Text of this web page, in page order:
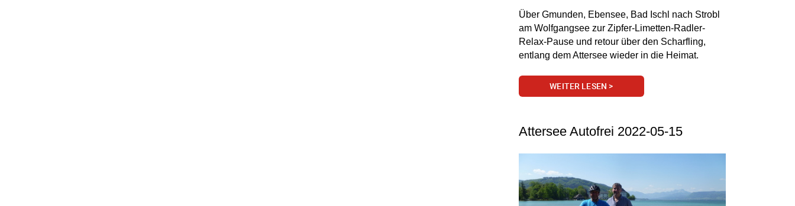
Über Gmunden, Ebensee, Bad Ischl nach Strobl
am Wolfgangsee zur Zipfer-Limetten-Radler-
Relax-Pause und retour über den Scharfling,
entlang dem Attersee wieder in die Heimat.
WEITER LESEN >
Attersee Autofrei 2022-05-15